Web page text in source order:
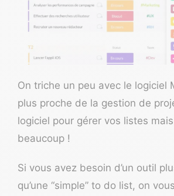
On triche un peu avec le logiciel
plus proche de la gestion de
logiciel pour gérer vos listes
beaucoup !
Si vous avez besoin d’un outil
qu’une “simple” to do list, on